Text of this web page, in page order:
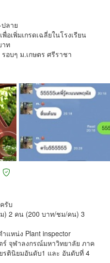
ลาย
เพิ่มเกรดเฉลี่ยในโรงเรียน
าท
อบๆ ม.เกษตร ศรีราชา
รับ
) 2 คน (200 บาท/ชม/คน) 3
แหน่ง Plant inspector
จุฬาลงกรณ์มหาวิทยาลัย ภาค
ยรตินิยมอันดับ1 และ อันดับที่ 4